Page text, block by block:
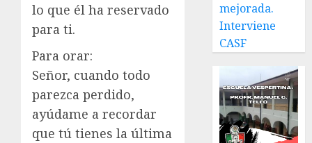
lo que él ha reservado
para ti.
Para orar:
Señor, cuando todo
parezca perdido,
ayúdame a recordar
que tú tienes la última
mejorada.
Interviene
CASF